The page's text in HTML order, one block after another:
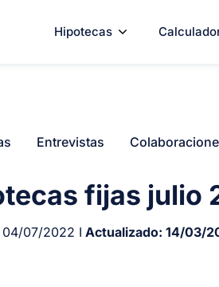
Hipotecas
Entrevistas
fijas julio
04/07/2022 I Actualizado: 14/03/